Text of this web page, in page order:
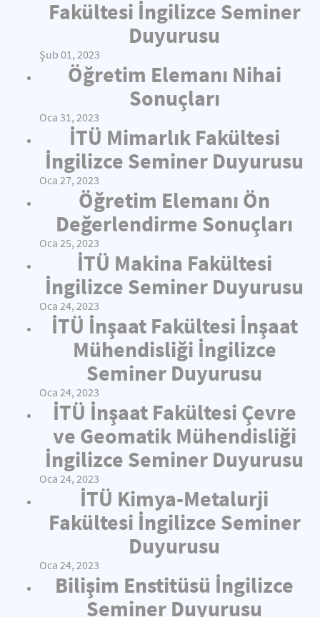
Fakültesi İngilizce Seminer
Duyurusu
Şub 01, 2023
Öğretim Elemanı Nihai
Sonuçları
Oca 31, 2023
İTÜ Mimarlık Fakültesi
İngilizce Seminer Duyurusu
Oca 27, 2023
Öğretim Elemanı Ön
Değerlendirme Sonuçları
Oca 25, 2023
İTÜ Makina Fakültesi
İngilizce Seminer Duyurusu
Oca 24, 2023
İTÜ İnşaat Fakültesi İnşaat
Mühendisliği İngilizce
Seminer Duyurusu
Oca 24, 2023
İTÜ İnşaat Fakültesi Çevre
ve Geomatik Mühendisliği
İngilizce Seminer Duyurusu
Oca 24, 2023
İTÜ Kimya-Metalurji
Fakültesi İngilizce Seminer
Duyurusu
Oca 24, 2023
Bilişim Enstitüsü İngilizce
Seminer Duyurusu